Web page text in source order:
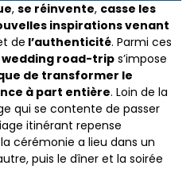
, se réinvente, casse les
inspirations venant
de l’authenticité. Parmi ces
wedding road-trip s’impose
de transformer le
à part entière. Loin de la
qui se contente de passer
itinérant repense
cérémonie a lieu dans un
puis le dîner et la soirée